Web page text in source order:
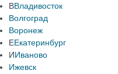
ВВладивосток
Волгоград
Воронеж
ЕЕкатеринбург
ИИваново
Ижевск